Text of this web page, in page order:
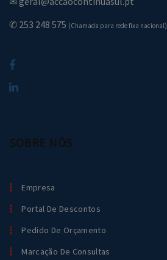
✆ 253 248 575 (Chamada para rede fixa nacional)
SOBRE NÓS
Empresa
Portal De Descontos
Pedido De Orçamento
Marcação De Consultas